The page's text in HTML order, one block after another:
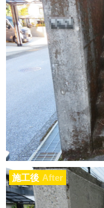
施工後 After